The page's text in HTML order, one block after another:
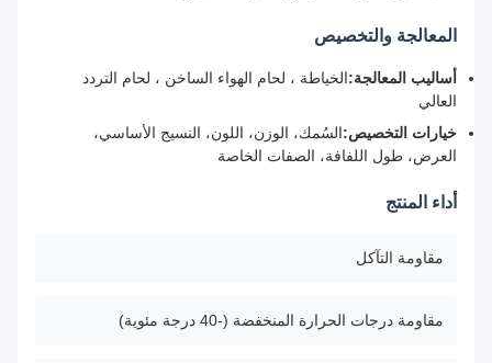
المعالجة والتخصيص
أساليب المعالجة:الخياطة ، لحام الهواء الساخن ، لحام التردد
العالي
خيارات التخصيص:السُمك، الوزن، اللون، النسيج الأساسي،
العرض، طول اللفافة، الصفات الخاصة
أداء المنتج
مقاومة التآكل
مقاومة درجات الحرارة المنخفضة (-40 درجة مئوية)